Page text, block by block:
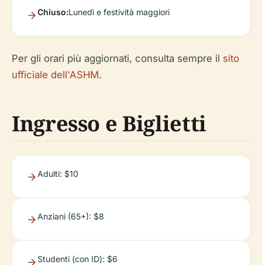
Chiuso:Lunedì e festività maggiori
Per gli orari più aggiornati, consulta sempre il sito
ufficiale dell'ASHM.
Ingresso e Biglietti
Adulti: $10
Anziani (65+): $8
Studenti (con ID): $6